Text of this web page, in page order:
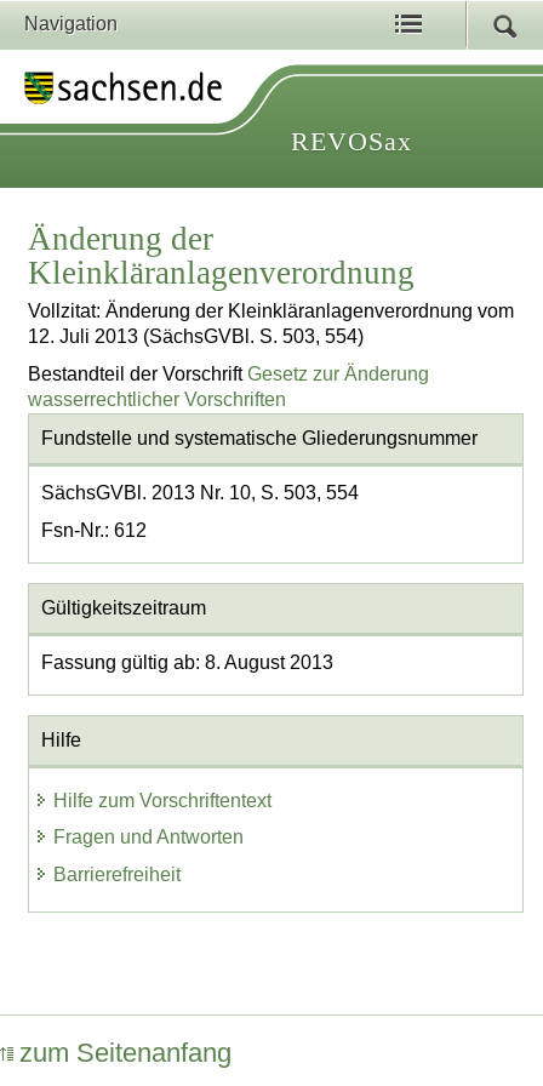
Navigation
REVOSax
Änderung der
Kleinkläranlagenverordnung
Vollzitat: Änderung der Kleinkläranlagenverordnung vom
12. Juli 2013 (SächsGVBl. S. 503, 554)
Bestandteil der VorschriftGesetz zur Änderung
wasserrechtlicher Vorschriften
Fundstelle und systematische Gliederungsnummer
SächsGVBl. 2013 Nr. 10, S. 503, 554
Fsn-Nr.: 612
Gültigkeitszeitraum
Fassung gültig ab: 8. August 2013
Hilfe
Hilfe zum Vorschriftentext
Fragen und Antworten
Barrierefreiheit
zum Seitenanfang